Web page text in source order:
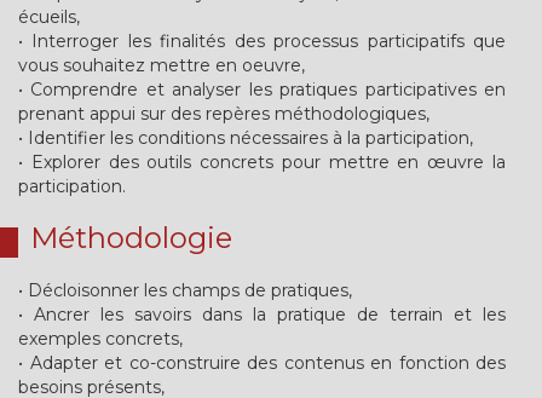
écueils,
• Interroger les finalités des processus participatifs que
vous souhaitez mettre en oeuvre,
• Comprendre et analyser les pratiques participatives en
prenant appui sur des repères méthodologiques,
• Identifier les conditions nécessaires à la participation,
• Explorer des outils concrets pour mettre en œuvre la
participation.
Méthodologie
• Décloisonner les champs de pratiques,
• Ancrer les savoirs dans la pratique de terrain et les
exemples concrets,
• Adapter et co-construire des contenus en fonction des
besoins présents,